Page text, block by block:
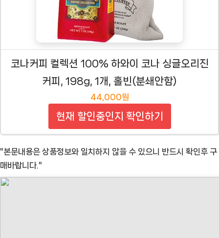
코나커피 컬렉션 100% 하와이 코나 싱글오리진
커피, 198g, 1개, 홀빈(분쇄안함)
44,000원
현재 할인중인지 확인하기
"본문내용은 상품정보와 일치하지 않을 수 있으니 반드시 확인후 구
매바랍니다."